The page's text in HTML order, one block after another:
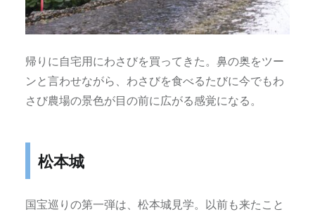
帰りに自宅用にわさびを買ってきた。鼻の奥をツー
ンと言わせながら、わさびを食べるたびに今でもわ
さび農場の景色が目の前に広がる感覚になる。
松本城
国宝巡りの第一弾は、松本城見学。以前も来たこと